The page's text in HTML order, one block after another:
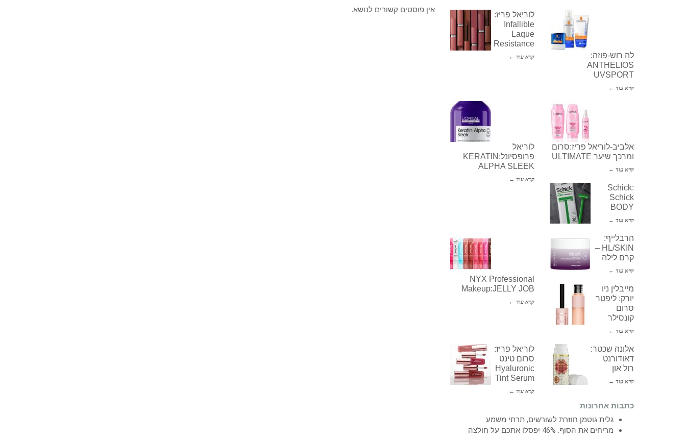
אין פוסטים קשורים לנושא.
לוריאל פריז:
Infallible
Laque
Resistance
קרא עוד ←
לה רוש-פוזה:
ANTHELIOS
UVSPORT
קרא עוד ←
לוריאל
פרופסיונל:KERATIN
ALPHA SLEEK
קרא עוד ←
אלביב-לוריאל פריז:סרום
ומרכך שיער ULTIMATE
קרא עוד ←
Schick:
Schick
BODY
קרא עוד ←
NYX Professional
Makeup:JELLY JOB
קרא עוד ←
הרבלייף:
HL/SKIN –
קרם לילה
קרא עוד ←
מייבלין ניו
יורק: ליפטר
סרום
קונסילר
קרא עוד ←
לוריאל פריז:
סרום טינט
Hyaluronic
Tint Serum
קרא עוד ←
אלונה שכטר:
דאודורנט
רול און
קרא עוד ←
כתבות אחרונות
גלית גוטמן חוזרת לשורשים, תרתי משמע
מריחים את הסוף: 46% יפסלו אתכם על חולצה